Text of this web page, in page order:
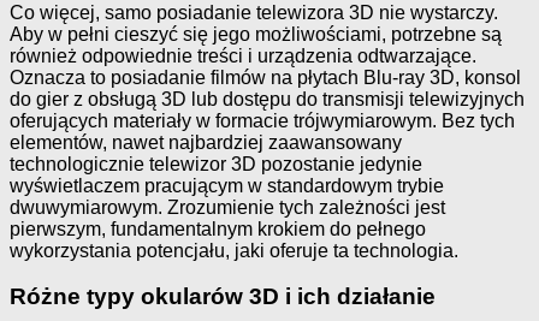
Co więcej, samo posiadanie telewizora 3D nie wystarczy.
Aby w pełni cieszyć się jego możliwościami, potrzebne są
również odpowiednie treści i urządzenia odtwarzające.
Oznacza to posiadanie filmów na płytach Blu-ray 3D, konsol
do gier z obsługą 3D lub dostępu do transmisji telewizyjnych
oferujących materiały w formacie trójwymiarowym. Bez tych
elementów, nawet najbardziej zaawansowany
technologicznie telewizor 3D pozostanie jedynie
wyświetlaczem pracującym w standardowym trybie
dwuwymiarowym. Zrozumienie tych zależności jest
pierwszym, fundamentalnym krokiem do pełnego
wykorzystania potencjału, jaki oferuje ta technologia.
Różne typy okularów 3D i ich działanie